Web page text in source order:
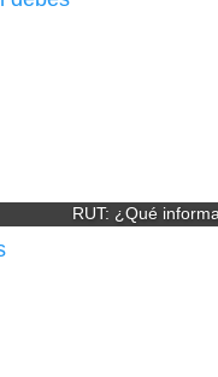
RUT: ¿Qué